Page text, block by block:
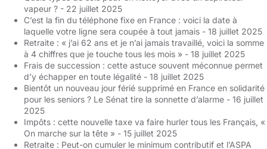
vapeur ? - 22 juillet 2025
C’est la fin du téléphone fixe en France : voici la date à
laquelle votre ligne sera coupée à tout jamais - 18 juillet 2025
Retraite : « j’ai 62 ans et je n’ai jamais travaillé, voici la somme
à 4 chiffres que je touche tous les mois » - 18 juillet 2025
Frais de succession : cette astuce souvent méconnue permet
d’y échapper en toute légalité - 18 juillet 2025
Bientôt un nouveau jour férié supprimé en France en solidarité
pour les seniors ? Le Sénat tire la sonnette d’alarme - 16 juillet
2025
Impôts : cette nouvelle taxe va faire hurler tous les Français, «
On marche sur la tête » - 15 juillet 2025
Retraite : Peut-on cumuler le minimum contributif et l’ASPA